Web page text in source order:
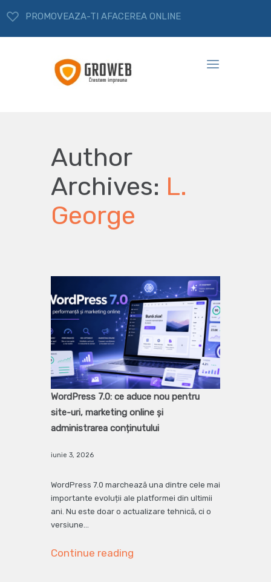
PROMOVEAZA-TI AFACEREA ONLINE
Author
Archives: L.
George
WordPress 7.0: ce aduce nou pentru
site-uri, marketing online și
administrarea conținutului
iunie 3, 2026
WordPress 7.0 marchează una dintre cele mai
importante evoluții ale platformei din ultimii
ani. Nu este doar o actualizare tehnică, ci o
versiune…
Continue reading